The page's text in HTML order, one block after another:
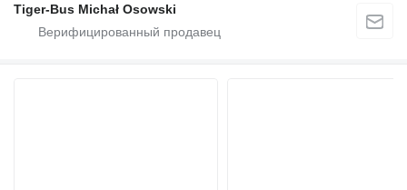
Tiger-Bus Michał Osowski